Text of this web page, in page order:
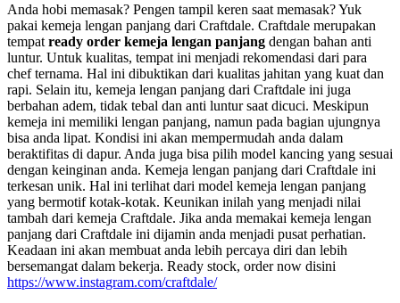
Anda hobi memasak? Pengen tampil keren saat memasak? Yuk
pakai kemeja lengan panjang dari Craftdale. Craftdale merupakan
tempat ready order kemeja lengan panjang dengan bahan anti
luntur. Untuk kualitas, tempat ini menjadi rekomendasi dari para
chef ternama. Hal ini dibuktikan dari kualitas jahitan yang kuat dan
rapi. Selain itu, kemeja lengan panjang dari Craftdale ini juga
berbahan adem, tidak tebal dan anti luntur saat dicuci. Meskipun
kemeja ini memiliki lengan panjang, namun pada bagian ujungnya
bisa anda lipat. Kondisi ini akan mempermudah anda dalam
beraktifitas di dapur. Anda juga bisa pilih model kancing yang sesuai
dengan keinginan anda. Kemeja lengan panjang dari Craftdale ini
terkesan unik. Hal ini terlihat dari model kemeja lengan panjang
yang bermotif kotak-kotak. Keunikan inilah yang menjadi nilai
tambah dari kemeja Craftdale. Jika anda memakai kemeja lengan
panjang dari Craftdale ini dijamin anda menjadi pusat perhatian.
Keadaan ini akan membuat anda lebih percaya diri dan lebih
bersemangat dalam bekerja. Ready stock, order now disini
https://www.instagram.com/craftdale/